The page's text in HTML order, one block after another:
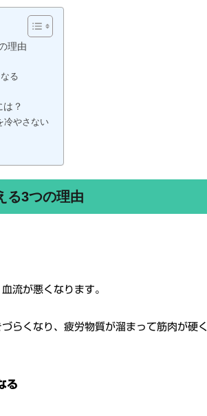
理由
る
？
冷やさない
る3つの理由
流が悪くなります。
らくなり、疲労物質が溜まって筋肉が硬
る